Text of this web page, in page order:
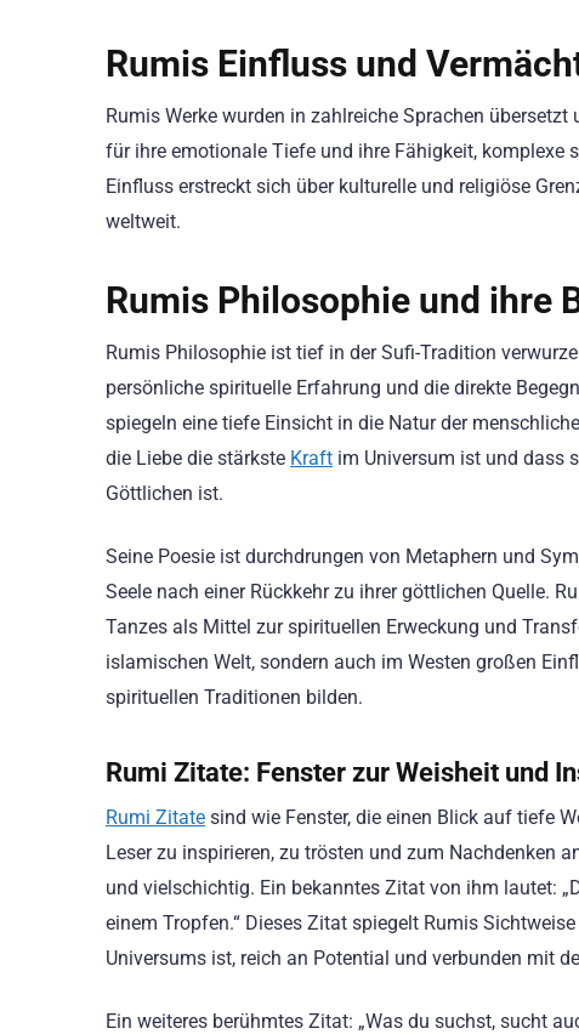
Rumis Einfluss und
Rumis Werke wurden in zahlreiche Sprachen
für ihre emotionale Tiefe und ihre Fähigkeit, komplexe
Einfluss erstreckt sich über kulturelle und religiöse
weltweit.
Rumis Philosophie und ihre
Rumis Philosophie ist tief in der Sufi-Tradition
persönliche spirituelle Erfahrung und die direkte
spiegeln eine tiefe Einsicht in die Natur der
die Liebe die stärkste Kraft im Universum ist und dass
Göttlichen ist.
Seine Poesie ist durchdrungen von Metaphern und
Seele nach einer Rückkehr zu ihrer göttlichen Quelle.
Tanzes als Mittel zur spirituellen Erweckung und
islamischen Welt, sondern auch im Westen großen
spirituellen Traditionen bilden.
Rumi Zitate: Fenster zur Weisheit und
Rumi Zitate sind wie Fenster, die einen Blick auf tiefe
Leser zu inspirieren, zu trösten und zum Nachdenken
und vielschichtig. Ein bekanntes Zitat von ihm lautet:
einem Tropfen.“ Dieses Zitat spiegelt Rumis
Universums ist, reich an Potential und verbunden mit
Ein weiteres berühmtes Zitat: „Was du suchst, sucht